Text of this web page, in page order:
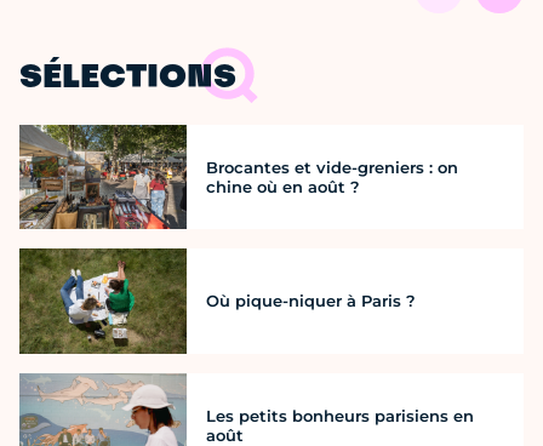
SÉLECTIONS
Brocantes et vide-greniers : on
chine où en août ?
Où pique-niquer à Paris ?
Les petits bonheurs parisiens en
août